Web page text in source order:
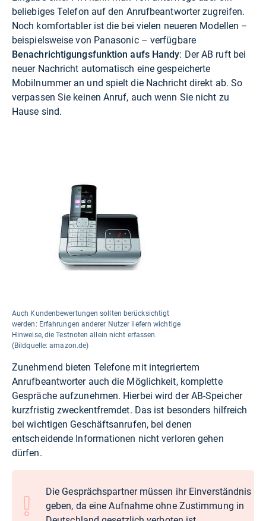
beliebiges Telefon auf den Anrufbeantworter zugreifen.
Noch komfortabler ist die bei vielen neueren Modellen –
beispielsweise von Panasonic – verfügbare
Benachrichtigungsfunktion aufs Handy: Der AB ruft bei
neuer Nachricht automatisch eine gespeicherte
Mobilnummer an und spielt die Nachricht direkt ab. So
verpassen Sie keinen Anruf, auch wenn Sie nicht zu
Hause sind.
Auch Kundenbewertungen sollten berücksichtigt
werden: Erfahrungen anderer Nutzer liefern wichtige
Hinweise, die Testnoten allein nicht erfassen.
(Bildquelle: amazon.de)
Zunehmend bieten Telefone mit integriertem
Anrufbeantworter auch die Möglichkeit, komplette
Gespräche aufzunehmen. Hierbei wird der AB-Speicher
kurzfristig zweckentfremdet. Das ist besonders hilfreich
bei wichtigen Geschäftsanrufen, bei denen
entscheidende Informationen nicht verloren gehen
dürfen.
Die Gesprächspartner müssen ihr Einverständnis
geben, da eine Aufnahme ohne Zustimmung in